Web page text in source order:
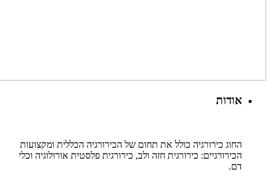
אודות
החוג כירורגיה כולל את תחום של הכירורגיה הכללית ומקצועות
הכירורגיים: כירורגית חזה ולב, כירורגית פלסטית אורולוגיה וכלי
דם.